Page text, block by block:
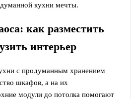
кухни мечты.
как разместить
интерьер
с продуманным хранением
шкафов, а на их
модули до потолка помогают